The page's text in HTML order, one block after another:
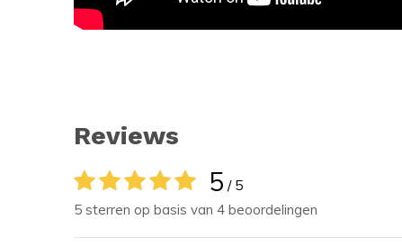
Reviews
5 / 5
5 sterren op basis van 4 beoordelingen